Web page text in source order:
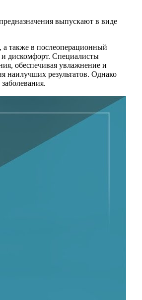
выпускают в виде
также в послеоперационный
дискомфорт. Специалисты
обеспечивая увлажнение и
наилучших результатов. Однако